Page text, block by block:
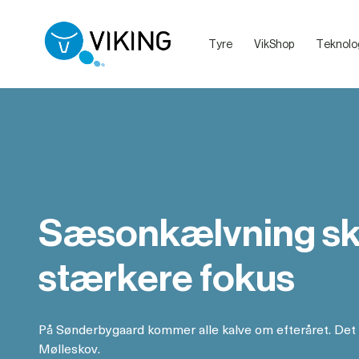
Tyre VikShop
Sæsonkælvning
stærkere fokus
På Sønderbygaard kommer alle kalve om efteråret.
Mølleskov.